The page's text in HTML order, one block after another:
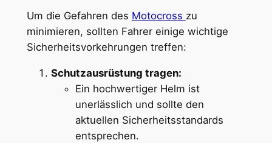
Um die Gefahren des Motocross zu
minimieren, sollten Fahrer einige wichtige
Sicherheitsvorkehrungen treffen:
Schutzausrüstung tragen:
Ein hochwertiger Helm ist
unerlässlich und sollte den
aktuellen Sicherheitsstandards
entsprechen.